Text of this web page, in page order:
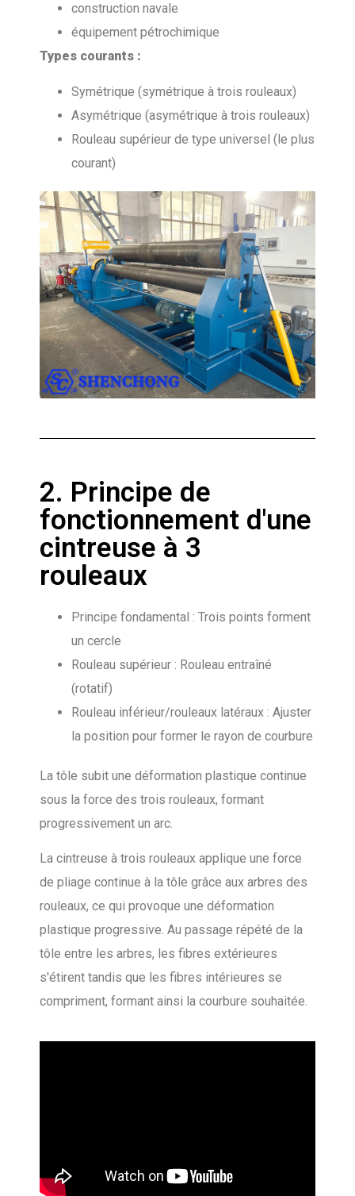
construction navale
équipement pétrochimique
Types courants :
Symétrique (symétrique à trois rouleaux)
Asymétrique (asymétrique à trois rouleaux)
Rouleau supérieur de type universel (le plus
courant)
2. Principe de
fonctionnement d'une
cintreuse à 3
rouleaux
Principe fondamental : Trois points forment
un cercle
Rouleau supérieur : Rouleau entraîné
(rotatif)
Rouleau inférieur/rouleaux latéraux : Ajuster
la position pour former le rayon de courbure
La tôle subit une déformation plastique continue
sous la force des trois rouleaux, formant
progressivement un arc.
La cintreuse à trois rouleaux applique une force
de pliage continue à la tôle grâce aux arbres des
rouleaux, ce qui provoque une déformation
plastique progressive. Au passage répété de la
tôle entre les arbres, les fibres extérieures
s'étirent tandis que les fibres intérieures se
compriment, formant ainsi la courbure souhaitée.